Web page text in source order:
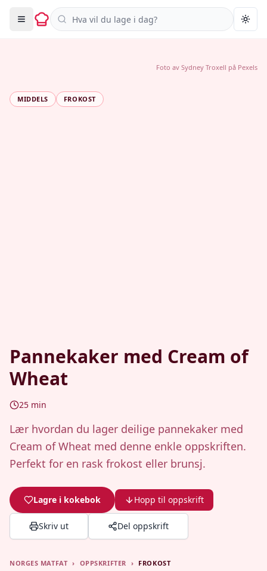
Søk i oppskrifter
MIDDELS FROKOST
Pannekaker med Cream of
Wheat
25 min
Lær hvordan du lager deilige pannekaker med
Cream of Wheat med denne enkle oppskriften.
Perfekt for en rask frokost eller brunsj.
Lagre i kokebok Hopp til oppskrift
Skriv ut Del oppskrift
Foto av Sydney Troxell på Pexels
NORGES MATFAT › OPPSKRIFTER › FROKOST